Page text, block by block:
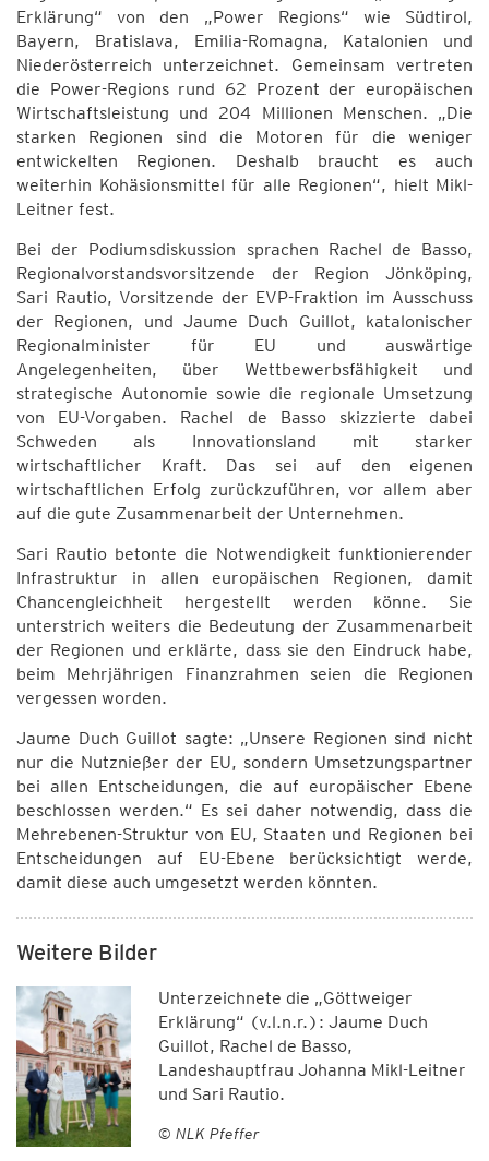
Erklärung“ von den „Power Regions“ wie Südtirol,
Bayern, Bratislava, Emilia-Romagna, Katalonien und
Niederösterreich unterzeichnet. Gemeinsam vertreten
die Power-Regions rund 62 Prozent der europäischen
Wirtschaftsleistung und 204 Millionen Menschen. „Die
starken Regionen sind die Motoren für die weniger
entwickelten Regionen. Deshalb braucht es auch
weiterhin Kohäsionsmittel für alle Regionen“, hielt Mikl-
Leitner fest.
Bei der Podiumsdiskussion sprachen Rachel de Basso,
Regionalvorstandsvorsitzende der Region Jönköping,
Sari Rautio, Vorsitzende der EVP-Fraktion im Ausschuss
der Regionen, und Jaume Duch Guillot, katalonischer
Regionalminister für EU und auswärtige
Angelegenheiten, über Wettbewerbsfähigkeit und
strategische Autonomie sowie die regionale Umsetzung
von EU-Vorgaben. Rachel de Basso skizzierte dabei
Schweden als Innovationsland mit starker
wirtschaftlicher Kraft. Das sei auf den eigenen
wirtschaftlichen Erfolg zurückzuführen, vor allem aber
auf die gute Zusammenarbeit der Unternehmen.
Sari Rautio betonte die Notwendigkeit funktionierender
Infrastruktur in allen europäischen Regionen, damit
Chancengleichheit hergestellt werden könne. Sie
unterstrich weiters die Bedeutung der Zusammenarbeit
der Regionen und erklärte, dass sie den Eindruck habe,
beim Mehrjährigen Finanzrahmen seien die Regionen
vergessen worden.
Jaume Duch Guillot sagte: „Unsere Regionen sind nicht
nur die Nutznießer der EU, sondern Umsetzungspartner
bei allen Entscheidungen, die auf europäischer Ebene
beschlossen werden.“ Es sei daher notwendig, dass die
Mehrebenen-Struktur von EU, Staaten und Regionen bei
Entscheidungen auf EU-Ebene berücksichtigt werde,
damit diese auch umgesetzt werden könnten.
Weitere Bilder
Unterzeichnete die „Göttweiger
Erklärung“ (v.l.n.r.): Jaume Duch
Guillot, Rachel de Basso,
Landeshauptfrau Johanna Mikl-Leitner
und Sari Rautio.
© NLK Pfeffer